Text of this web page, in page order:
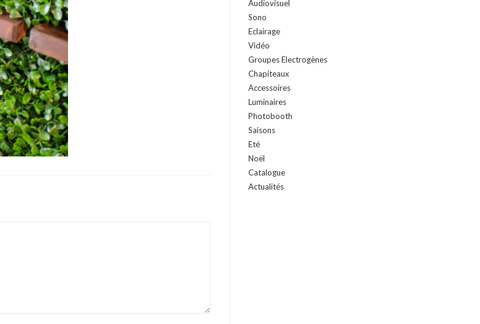
Audiovisuel
Sono
Eclairage
Vidéo
Groupes Electrogènes
Chapiteaux
Accessoires
Luminaires
Photobooth
Saisons
Eté
Noël
Catalogue
Actualités